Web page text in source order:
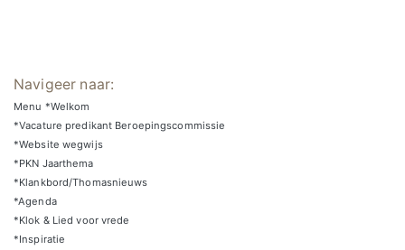
Navigeer naar:
Menu *Welkom
*Vacature predikant Beroepingscommissie
*Website wegwijs
*PKN Jaarthema
*Klankbord/Thomasnieuws
*Agenda
*Klok & Lied voor vrede
*Inspiratie